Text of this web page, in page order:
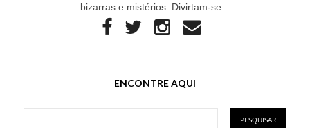
bizarras e mistérios. Divirtam-se...
ENCONTRE AQUI